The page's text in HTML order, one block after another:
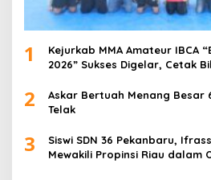
1
Kejurkab MMA Amateur IBCA
2026” Sukses Digelar, Cetak
2
Askar Bertuah Menang Besar
Telak
3
Siswi SDN 36 Pekanbaru,
Mewakili Propinsi Riau dalam